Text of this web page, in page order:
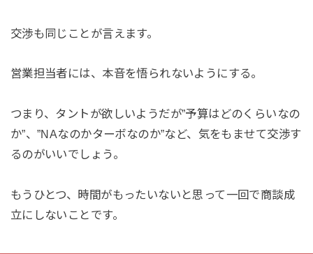
交渉も同じことが言えます。
営業担当者には、本音を悟られないようにする。
つまり、タントが欲しいようだが”予算はどのくらいなの
か”、”NAなのかターボなのか”など、気をもませて交渉す
るのがいいでしょう。
もうひとつ、時間がもったいないと思って一回で商談成
立にしないことです。